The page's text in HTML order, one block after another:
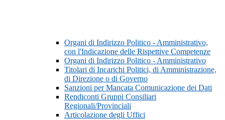
Organi di Indirizzo Politico - Amministrativo,
con l'Indicazione delle Rispettive Competenze
Organi di Indirizzo Politico - Amministrativo
Titolari di Incarichi Politici, di Amministrazione,
di Direzione o di Governo
Sanzioni per Mancata Comunicazione dei Dati
Rendiconti Gruppi Consiliari
Regionali/Provinciali
Articolazione degli Uffici